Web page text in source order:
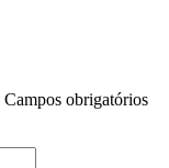
Campos obrigatórios